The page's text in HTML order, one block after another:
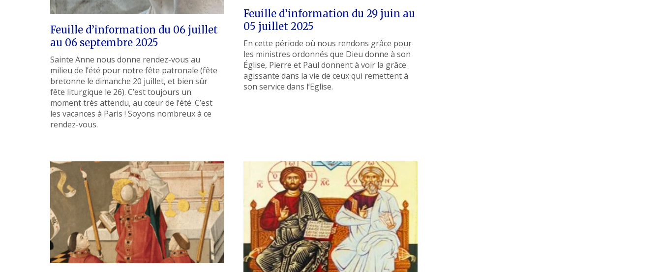
Feuille d’information du 06 juillet
au 06 septembre 2025
Sainte Anne nous donne rendez-vous au
milieu de l’été pour notre fête patronale (fête
bretonne le dimanche 20 juillet, et bien sûr
fête liturgique le 26). C’est toujours un
moment très attendu, au cœur de l’été. C’est
les vacances à Paris ! Soyons nombreux à ce
rendez-vous.
Feuille d’information du 29 juin au
05 juillet 2025
En cette période où nous rendons grâce pour
les ministres ordonnés que Dieu donne à son
Église, Pierre et Paul donnent à voir la grâce
agissante dans la vie de ceux qui remettent à
son service dans l’Eglise.